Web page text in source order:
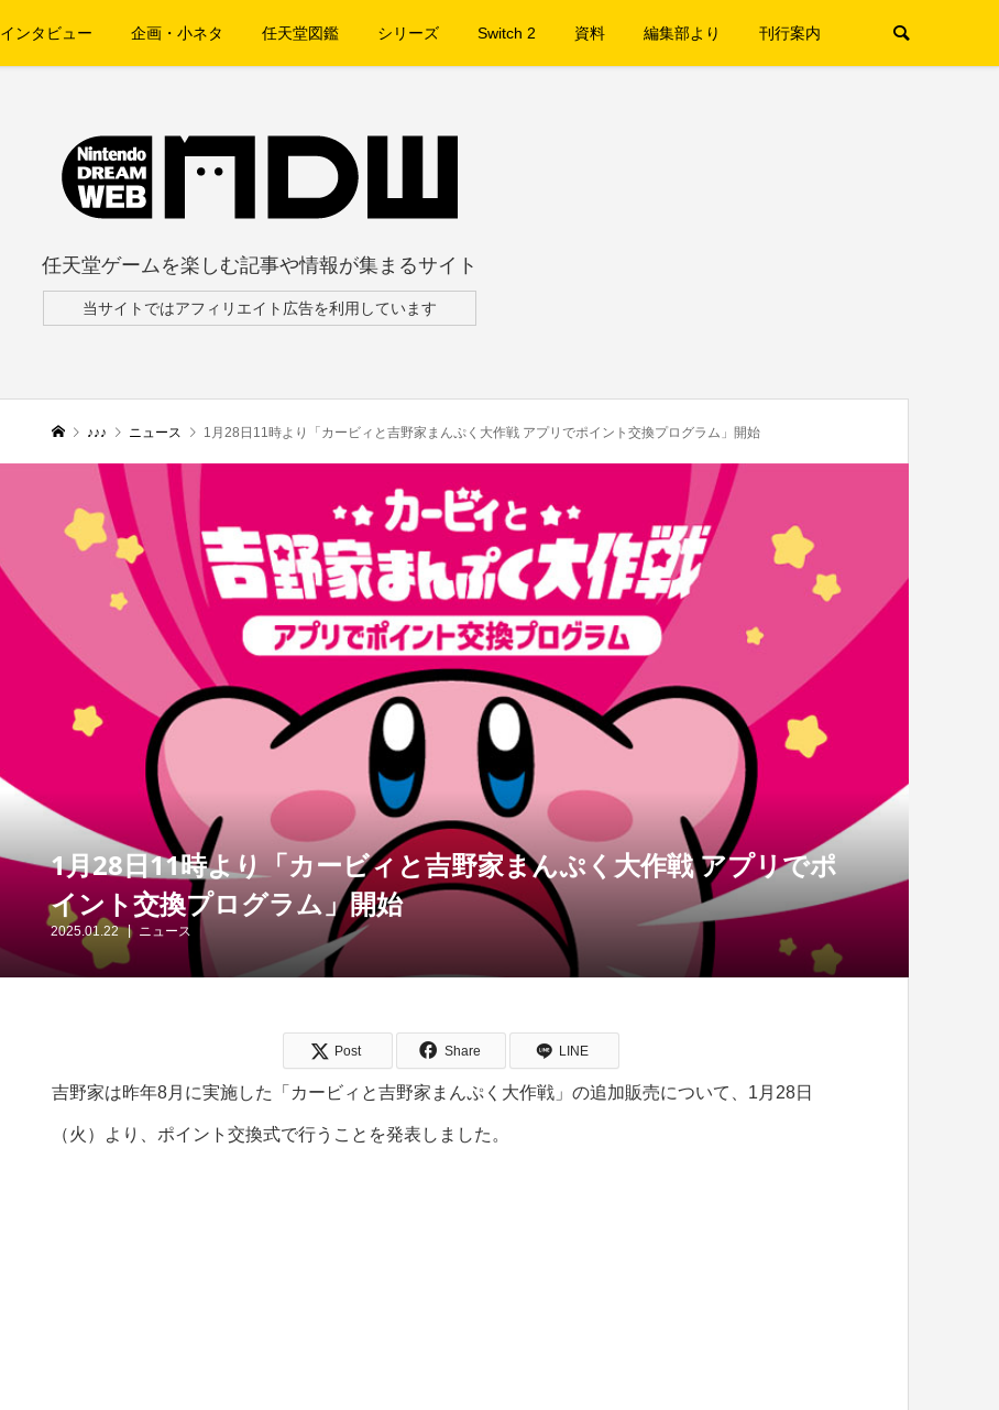
インタビュー 企画・小ネタ 任天堂図鑑 シリーズ Switch 2 資料 編集部より 刊行案内
任天堂ゲームを楽しむ記事や情報が集まるサイト
当サイトではアフィリエイト広告を利用しています
♪♪♪ ニュース 1月28日11時より「カービィと吉野家まんぷく大作戦 アプリでポイント交換プログラム」開始
1月28日11時より「カービィと吉野家まんぷく大作戦 アプリでポ
イント交換プログラム」開始
2025.01.22 ニュース
Post Share LINE
吉野家は昨年8月に実施した「カービィと吉野家まんぷく大作戦」の追加販売について、1月28日
（火）より、ポイント交換式で行うことを発表しました。